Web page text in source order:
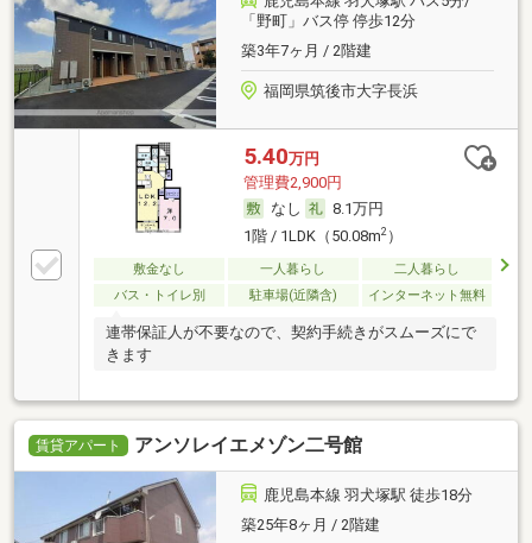
「野町」バス停 停歩12分
築3年7ヶ月 / 2階建
福岡県筑後市大字長浜
5.40万円
管理費2,900円
なし
8.1万円
1階 / 1LDK（50.08m2）
敷金なし 一人暮らし
二人暮らし
バス・トイレ別
駐車場(近隣含) インターネット無料
連帯保証人が不要なので、契約手続きがスムーズにで
きます
賃貸アパート アンソレイエメゾン二号館
鹿児島本線 羽犬塚駅 徒歩18分
築25年8ヶ月 / 2階建